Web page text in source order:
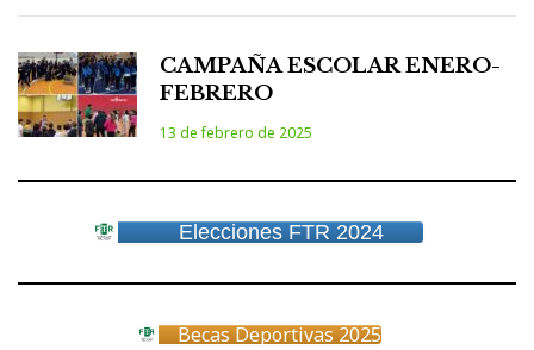
CAMPAÑA ESCOLAR ENERO-
FEBRERO
13 de febrero de 2025
Elecciones FTR 2024
Becas Deportivas 2025